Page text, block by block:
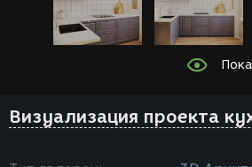
Визуализация проекта